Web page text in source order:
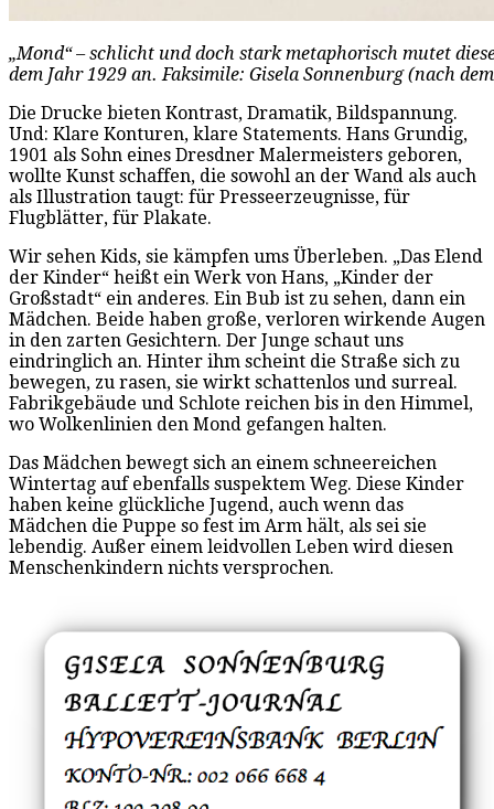
„Mond“ – schlicht und doch stark metaphorisch mutet
dem Jahr 1929 an. Faksimile: Gisela Sonnenburg (nach
Die Drucke bieten Kontrast, Dramatik, Bildspannung.
Und: Klare Konturen, klare Statements. Hans Grundig,
1901 als Sohn eines Dresdner Malermeisters geboren,
wollte Kunst schaffen, die sowohl an der Wand als auch
als Illustration taugt: für Presseerzeugnisse, für
Flugblätter, für Plakate.
Wir sehen Kids, sie kämpfen ums Überleben. „Das Elend
der Kinder“ heißt ein Werk von Hans, „Kinder der
Großstadt“ ein anderes. Ein Bub ist zu sehen, dann ein
Mädchen. Beide haben große, verloren wirkende Augen
in den zarten Gesichtern. Der Junge schaut uns
eindringlich an. Hinter ihm scheint die Straße sich zu
bewegen, zu rasen, sie wirkt schattenlos und surreal.
Fabrikgebäude und Schlote reichen bis in den Himmel,
wo Wolkenlinien den Mond gefangen halten.
Das Mädchen bewegt sich an einem schneereichen
Wintertag auf ebenfalls suspektem Weg. Diese Kinder
haben keine glückliche Jugend, auch wenn das
Mädchen die Puppe so fest im Arm hält, als sei sie
lebendig. Außer einem leidvollen Leben wird diesen
Menschenkindern nichts versprochen.